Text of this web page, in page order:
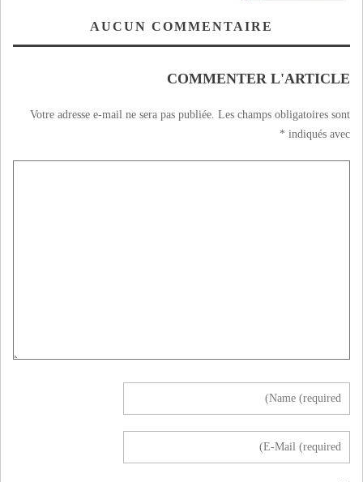
الجماعة الحضريةAUCUN COMMENTAIRE
COMMENTER L'ARTICLE
Votre adresse e-mail ne sera pas publiée. Les champs obligatoires sont
indiqués avec
*